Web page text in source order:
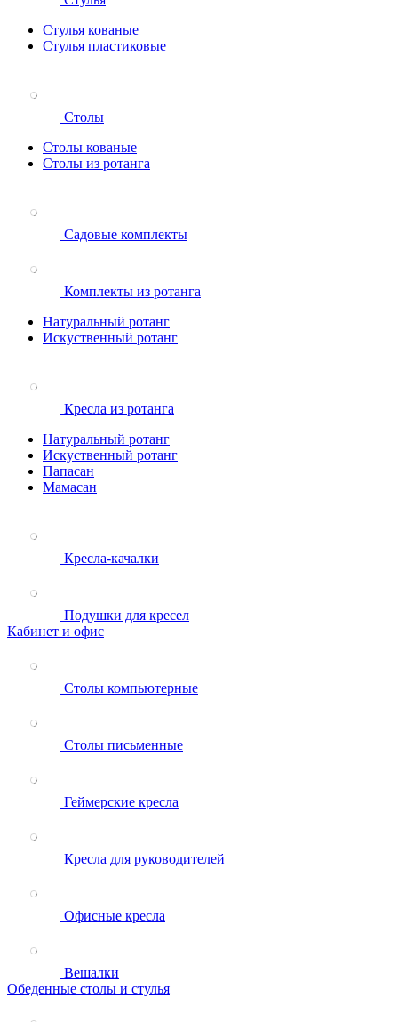
Стулья кованые
Стулья пластиковые
Столы
Столы кованые
Столы из ротанга
Садовые комплекты
Комплекты из ротанга
Натуральный ротанг
Искуственный ротанг
Кресла из ротанга
Натуральный ротанг
Искуственный ротанг
Папасан
Мамасан
Кресла-качалки
Подушки для кресел
Кабинет и офис
Столы компьютерные
Столы письменные
Геймерские кресла
Кресла для руководителей
Офисные кресла
Вешалки
Обеденные столы и стулья